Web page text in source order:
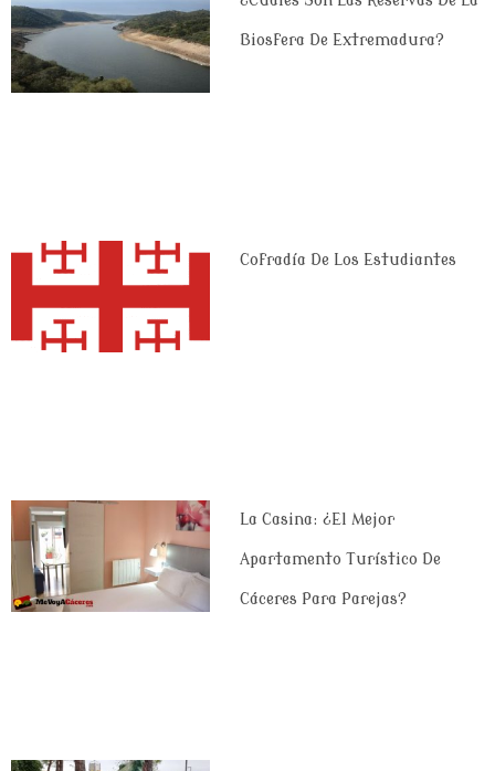
Biosfera De Extremadura?
Cofradía De Los Estudiantes
La Casina: ¿el Mejor
Apartamento Turístico De
Cáceres Para Parejas?